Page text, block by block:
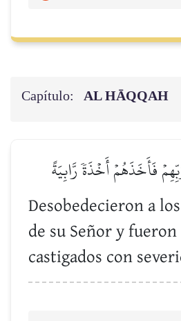
Capítulo: AL HĀQQAH
فَأَخَذَهُمۡ أَخۡذَةٗ رَّابِيَةً
Desobedecieron a
de su Señor y
castigados con